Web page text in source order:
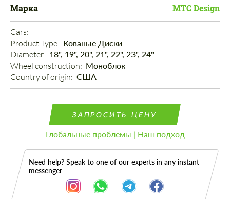
Марка MTC Design
Cars:
Product Type: Кованые Диски
Diameter: 18", 19", 20", 21", 22", 23", 24"
Wheel construction: Моноблок
Country of origin: США
ЗАПРОСИТЬ ЦЕНУ
Глобальные проблемы | Наш подход
Need help? Speak to one of our experts in any instant
messenger